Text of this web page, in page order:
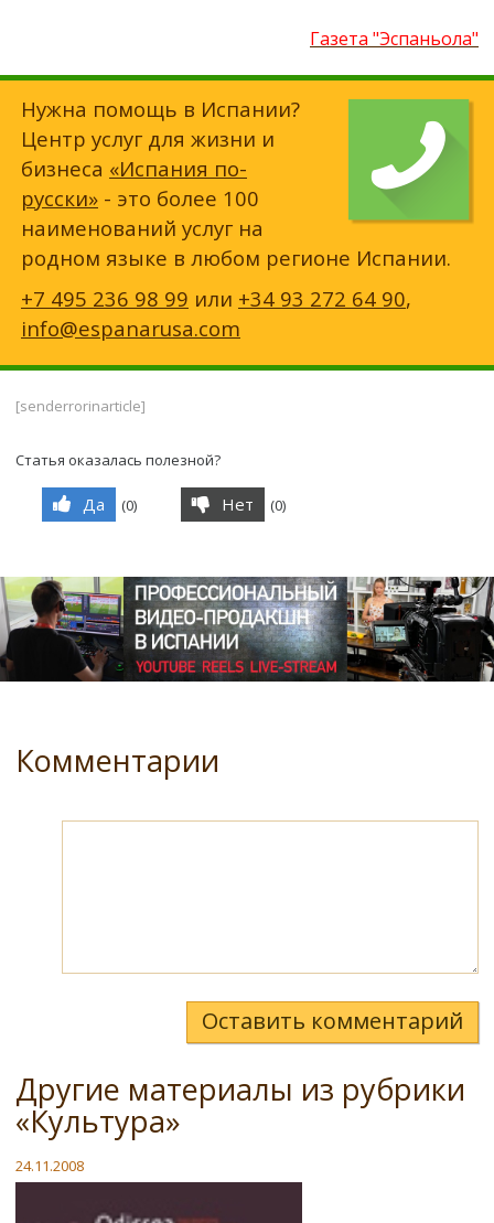
Газета "Эспаньола"
Нужна помощь в Испании?
Центр услуг для жизни и
бизнеса «Испания по-
русски» - это более 100
наименований услуг на
родном языке в любом регионе Испании.
+7 495 236 98 99 или +34 93 272 64 90,
info@espanarusa.com
[senderrorinarticle]
Статья оказалась полезной?
Да (0) Нет (0)
Комментарии
Оставить комментарий
Другие материалы из рубрики
«Культура»
24.11.2008